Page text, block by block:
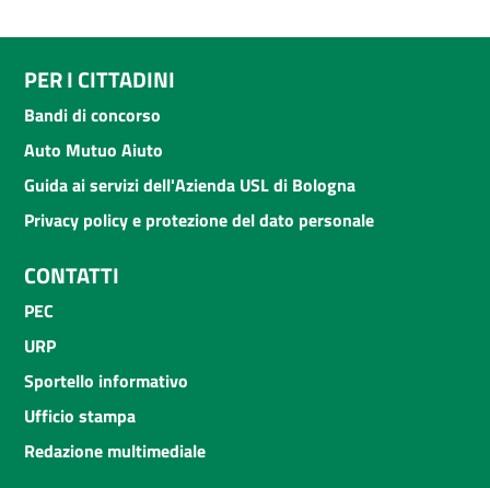
PER I CITTADINI
Bandi di concorso
Auto Mutuo Aiuto
Guida ai servizi dell'Azienda USL di Bologna
Privacy policy e protezione del dato personale
CONTATTI
PEC
URP
Sportello informativo
Ufficio stampa
Redazione multimediale